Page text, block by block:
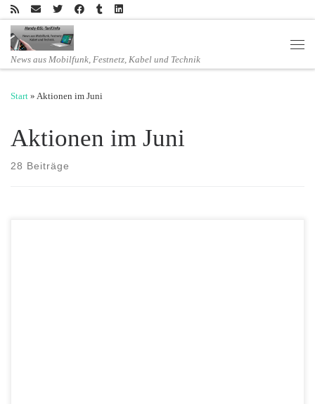
Zum Inhalt springen
News aus Mobilfunk, Festnetz, Kabel und Technik
Start » Aktionen im Juni
Aktionen im Juni
28 Beiträge